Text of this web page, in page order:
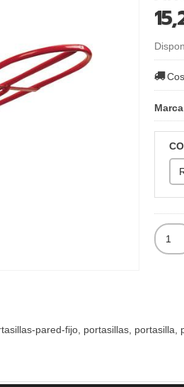
Marca
pared-fijo portasillas portasilla